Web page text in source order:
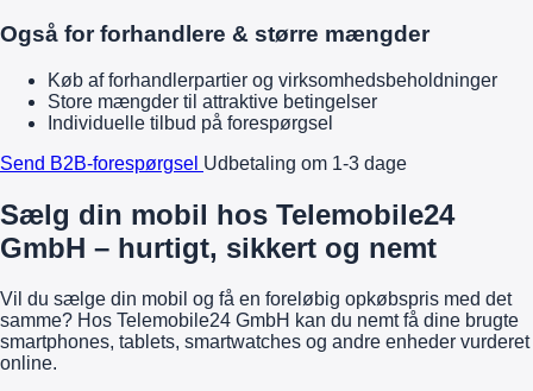
Også for forhandlere & større mængder
Køb af forhandlerpartier og virksomhedsbeholdninger
Store mængder til attraktive betingelser
Individuelle tilbud på forespørgsel
Send B2B-forespørgsel Udbetaling om 1-3 dage
Sælg din mobil hos Telemobile24
GmbH – hurtigt, sikkert og nemt
Vil du sælge din mobil og få en foreløbig opkøbspris med det
samme? Hos Telemobile24 GmbH kan du nemt få dine brugte
smartphones, tablets, smartwatches og andre enheder vurderet
online.